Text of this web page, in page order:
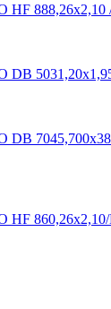
HF 888,26x2,10
DB
DB
HF